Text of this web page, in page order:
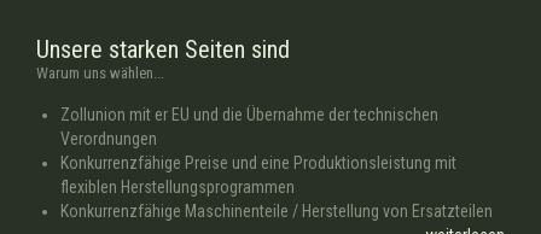
Unsere starken Seiten sind
Warum uns wählen...
Zollunion mit er EU und die Übernahme der technischen
Verordnungen
Konkurrenzfähige Preise und eine Produktionsleistung mit
flexiblen Herstellungsprogrammen
Konkurrenzfähige Maschinenteile / Herstellung von Ersatzteilen